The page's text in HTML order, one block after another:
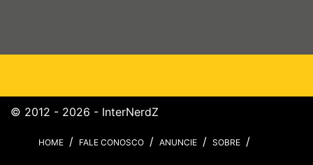
© 2012 - 2026 - InterNerdZ
HOME FALE CONOSCO ANUNCIE SOBRE